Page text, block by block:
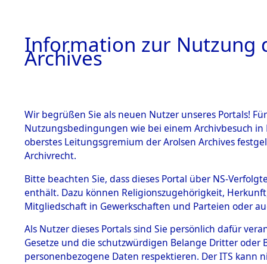
BESTÄNDE
1.
mente
5. Verschiedenes
Dead -
Information zur Nutzung
Archives
Wir begrüßen Sie als neuen Nutzer unseres Portals!
Nutzungsbedingungen wie bei einem Archivbesuch
oberstes Leitungsgremium der Arolsen Archives
Archivrecht.
Bitte beachten Sie, dass dieses Portal über NS-
enthält. Dazu können Religionszugehörigkeit,
Mitgliedschaft in Gewerkschaften und Parteien oder
Als Nutzer dieses Portals sind Sie persönlich dafür
Gesetze und die schutzwürdigen Belange Dritter
personenbezogene Daten respektieren. Der ITS